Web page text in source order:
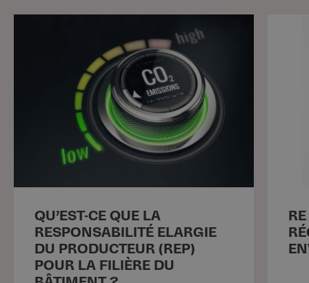
QU’EST-CE QUE LA
RESPONSABILITÉ ELARGIE
DU PRODUCTEUR (REP)
POUR LA FILIÈRE DU